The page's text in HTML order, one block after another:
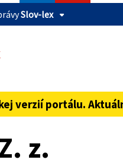
Slov-lex
zdieľate informácie iba
sídla.
verzií portálu.
z.